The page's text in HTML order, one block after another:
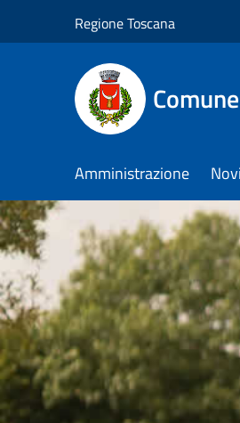
Regione Toscana
Amministrazione